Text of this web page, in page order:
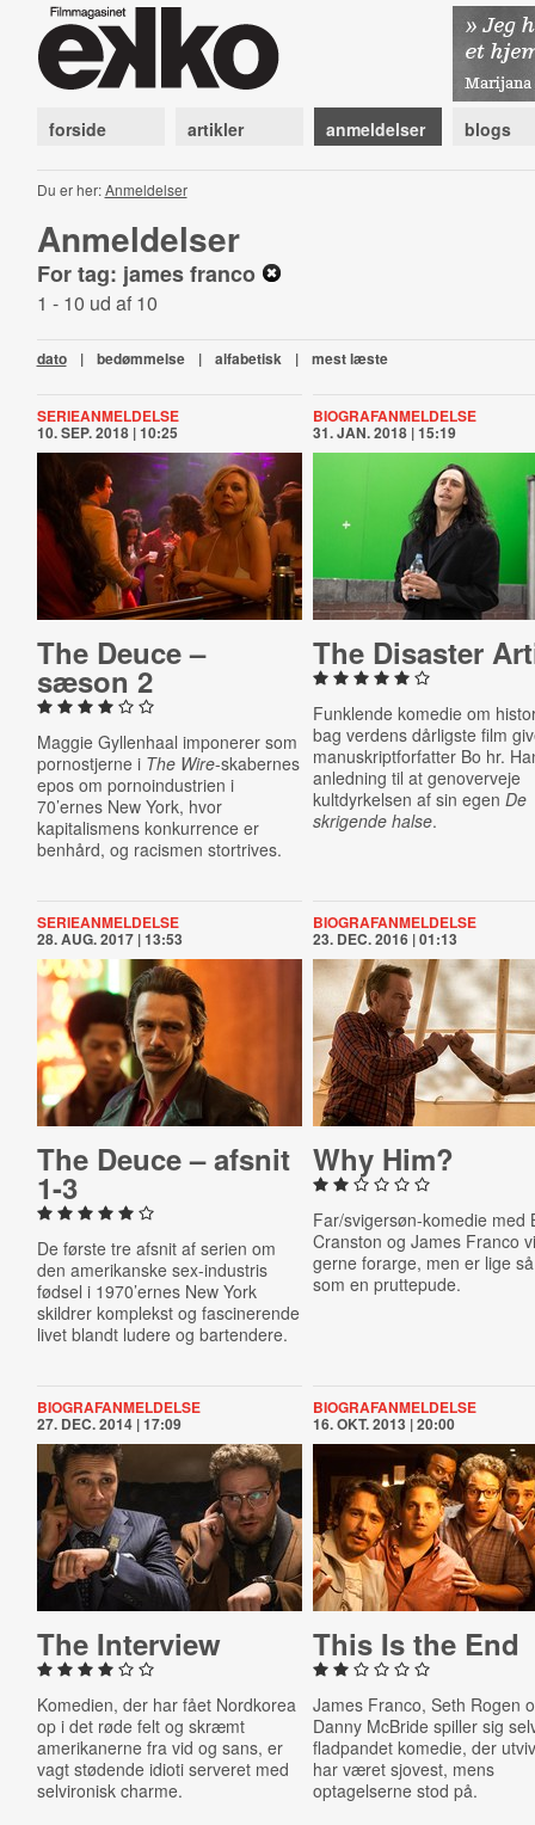
forside artikler anmeldelser blogs
Du er her:Anmeldelser
Anmeldelser
For tag: james franco
1 - 10 ud af 10
dato | bedømmelse | alfabetisk | mest læste
SERIEANMELDELSE
10. SEP. 2018 | 10:25
The Deuce –
sæson 2
Maggie Gyllenhaal imponerer som
pornostjerne i The Wire-skabernes
epos om pornoindustrien i
70’ernes New York, hvor
kapitalismens konkurrence er
benhård, og racismen stortrives.
BIOGRAFANMELDELSE
31. JAN. 2018 | 15:19
The Disaster
Funklende komedie om
bag verdens dårligste film
manuskriptforfatter Bo hr.
anledning til at genoverveje
kultdyrkelsen af sin egenDe
skrigende halse.
SERIEANMELDELSE
28. AUG. 2017 | 13:53
The Deuce – afsnit
1-3
De første tre afsnit af serien om
den amerikanske sex-industris
fødsel i 1970’ernes New York
skildrer komplekst og fascinerende
livet blandt ludere og bartendere.
BIOGRAFANMELDELSE
23. DEC. 2016 | 01:13
Why Him?
Far/svigersøn-komedie med
Cranston og James Franco
gerne forarge, men er lige
som en pruttepude.
BIOGRAFANMELDELSE
27. DEC. 2014 | 17:09
The Interview
Komedien, der har fået Nordkorea
op i det røde felt og skræmt
amerikanerne fra vid og sans, er
vagt stødende idioti serveret med
selvironisk charme.
BIOGRAFANMELDELSE
16. OKT. 2013 | 20:00
This Is the End
James Franco, Seth Rogen
Danny McBride spiller sig
fladpandet komedie, der
har været sjovest, mens
optagelserne stod på.